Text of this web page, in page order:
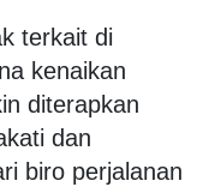
terkait di
kenaikan
diterapkan
dan
biro perjalanan